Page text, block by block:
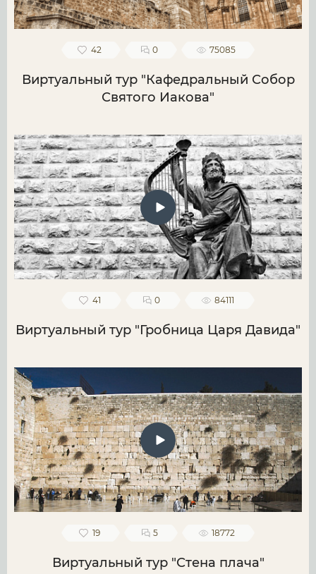
42 0 75085
Виртуальный тур "Кафедральный Собор
Святого Иакова"
41 0 84111
Виртуальный тур "Гробница Царя Давида"
19 5 18772
Виртуальный тур "Стена плача"